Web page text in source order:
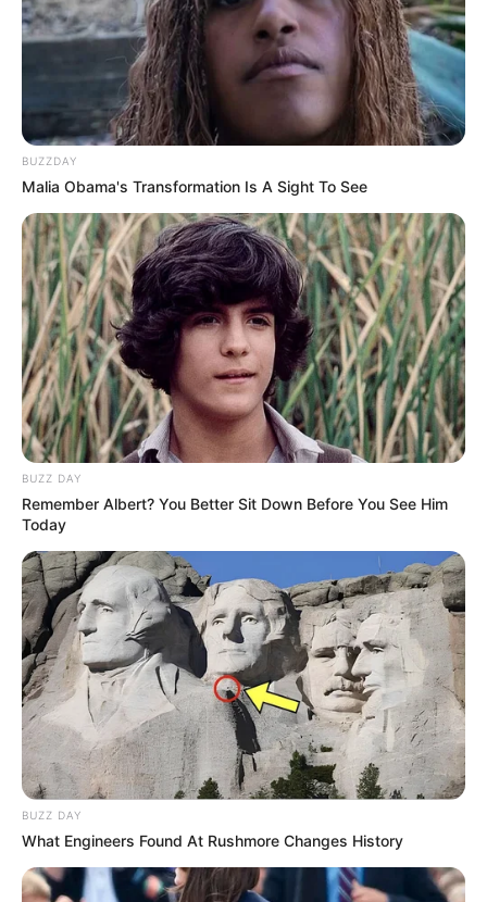
BUZZDAY
Malia Obama's Transformation Is A Sight To See
BUZZ DAY
Remember Albert? You Better Sit Down Before You See Him
Today
BUZZ DAY
What Engineers Found At Rushmore Changes History